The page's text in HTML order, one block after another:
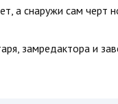
а снаружи сам черт
замредактора и